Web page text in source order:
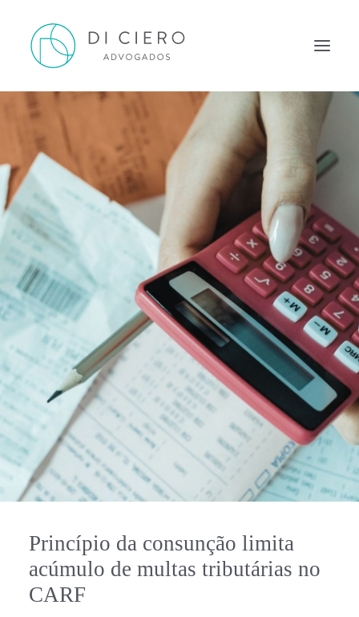
HOME
INSPIRAÇÃO
ATUAÇÃO
EQUIPE
NEWS DI CIERO
CONTATO
PORTUGUÊS
Princípio da consunção limita
acúmulo de multas tributárias no
CARF